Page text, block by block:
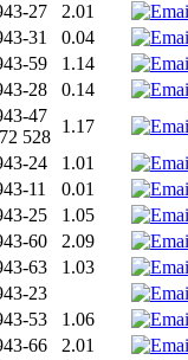
27 2.01
31 0.04
59 1.14
28 0.14
47
528
1.17
24 1.01
11 0.01
25 1.05
60 2.09
63 1.03
23
53 1.06
66 2.01